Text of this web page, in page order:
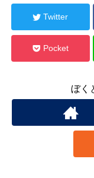
Twitter
Pocket
ぼく